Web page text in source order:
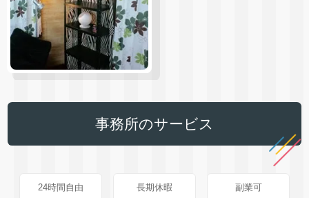
事務所のサービス
24時間自由 長期休暇 副業可